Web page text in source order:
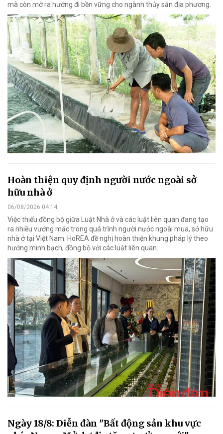
mà còn mở ra hướng đi bền vững cho ngành thủy sản địa phương.
Hoàn thiện quy định người nước ngoài sở
hữu nhà ở
06/08/2026 04:14
Việc thiếu đồng bộ giữa Luật Nhà ở và các luật liên quan đang tạo
ra nhiều vướng mắc trong quá trình người nước ngoài mua, sở hữu
nhà ở tại Việt Nam. HoREA đề nghị hoàn thiện khung pháp lý theo
hướng minh bạch, đồng bộ với các luật liên quan.
Ngày 18/8: Diễn đàn "Bất động sản khu vực